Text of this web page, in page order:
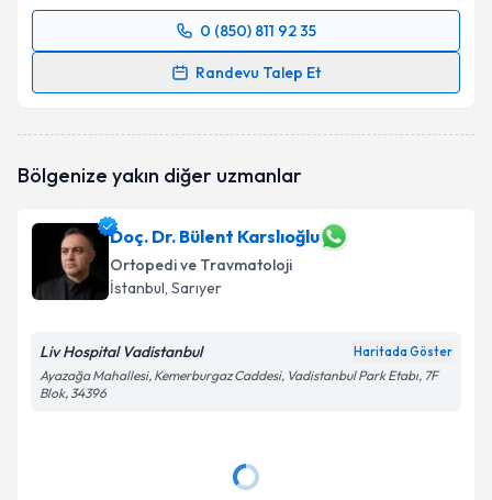
0 (850) 811 92 35
Randevu Talep Et
Randevu Takvimi Talebi
oluşturun. Size bu uzmandan randevu almanız için bir
kapsamda işlenmesini kabul ediyorum.
Bölgenize yakın diğer uzmanlar
Doç. Dr. Bülent Karslıoğlu
Ortopedi ve Travmatoloji
İstanbul, Sarıyer
Liv Hospital Vadistanbul Haritada Göster
Ayazağa Mahallesi, Kemerburgaz Caddesi, Vadistanbul Park Etabı, 7F
Blok, 34396